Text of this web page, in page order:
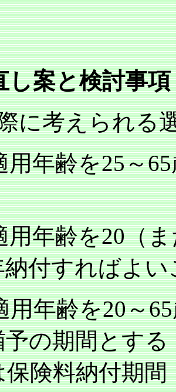
案と検討事項
に考えられる
用年齢を25～65
用年齢を20（
納付すればよ
用年齢を20～65
予の期間とす
険料納付期間